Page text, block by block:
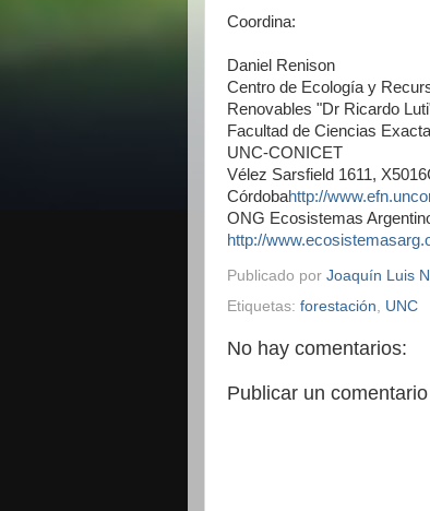
Coordina:
Daniel Renison
Centro de Ecología y
Renovables "Dr Ricardo
Facultad de Ciencias
UNC-CONICET
Vélez Sarsfield 1611,
Córdobahttp://
ONG Ecosistemas
http://
Publicado por Joaquín Luis
Etiquetas: forestación UNC
No hay comentarios:
Publicar un comentario